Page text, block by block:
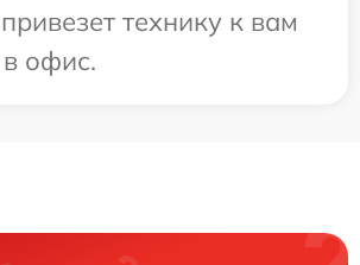
технику к вам
офис.